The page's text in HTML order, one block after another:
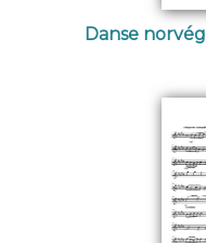
Danse